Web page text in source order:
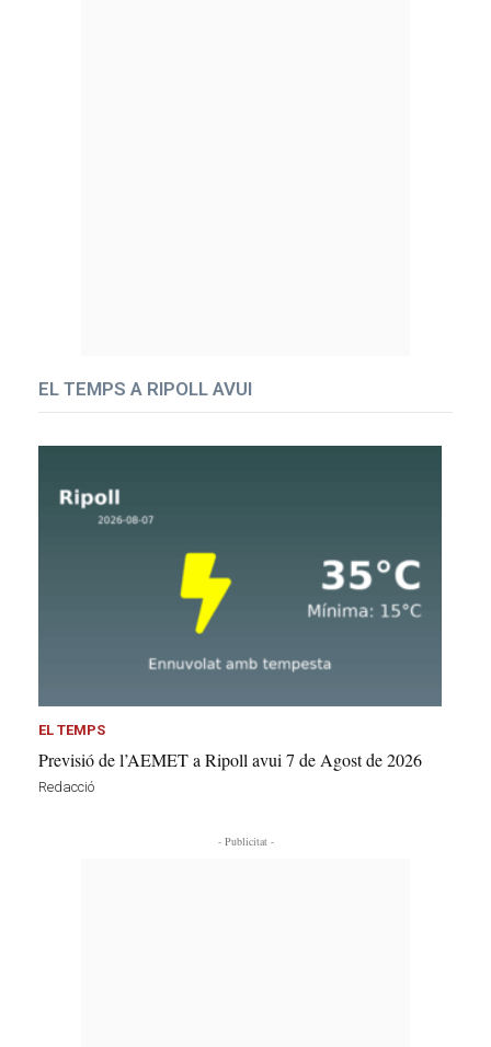
EL TEMPS A RIPOLL AVUI
EL TEMPS
Previsió de l’AEMET a Ripoll avui 7 de Agost de 2026
Redacció
- Publicitat -